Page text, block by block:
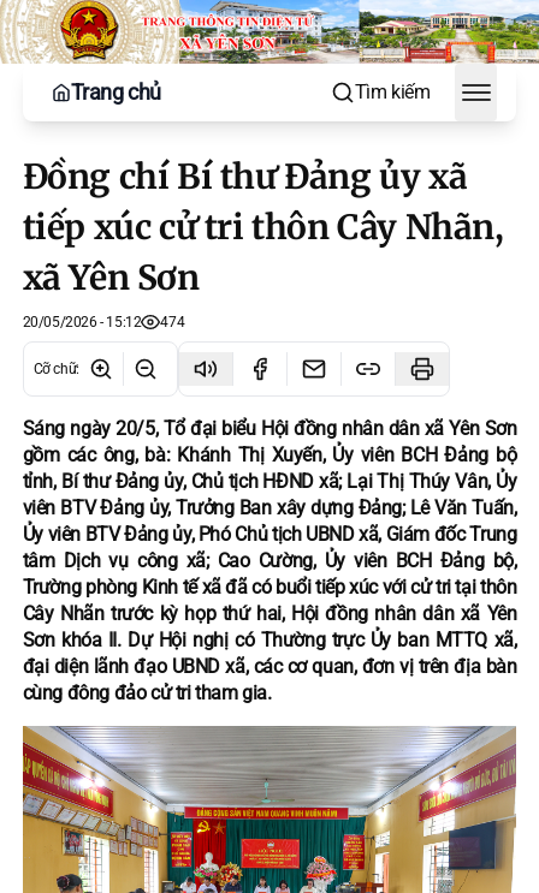
Trang chủ Tìm kiếm
Toggle
Đồng chí Bí thư Đảng ủy xã
tiếp xúc cử tri thôn Cây Nhãn,
xã Yên Sơn
20/05/2026 - 15:12 474
Cỡ chữ:
Sáng ngày 20/5, Tổ đại biểu Hội đồng nhân dân xã Yên Sơn
gồm các ông, bà: Khánh Thị Xuyến, Ủy viên BCH Đảng bộ
tỉnh, Bí thư Đảng ủy, Chủ tịch HĐND xã; Lại Thị Thúy Vân, Ủy
viên BTV Đảng ủy, Trưởng Ban xây dựng Đảng; Lê Văn Tuấn,
Ủy viên BTV Đảng ủy, Phó Chủ tịch UBND xã, Giám đốc Trung
tâm Dịch vụ công xã; Cao Cường, Ủy viên BCH Đảng bộ,
Trường phòng Kinh tế xã đã có buổi tiếp xúc với cử tri tại thôn
Cây Nhãn trước kỳ họp thứ hai, Hội đồng nhân dân xã Yên
Sơn khóa II. Dự Hội nghị có Thường trực Ủy ban MTTQ xã,
đại diện lãnh đạo UBND xã, các cơ quan, đơn vị trên địa bàn
cùng đông đảo cử tri tham gia.